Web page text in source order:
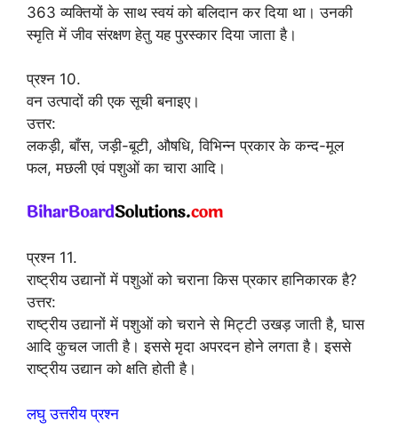
363 व्यक्तियों के साथ स्वयं को बलिदान कर दिया था। उनकी
स्मृति में जीव संरक्षण हेतु यह पुरस्कार दिया जाता है।
प्रश्न 10.
वन उत्पादों की एक सूची बनाइए।
उत्तर:
लकड़ी, बाँस, जड़ी-बूटी, औषधि, विभिन्न प्रकार के कन्द-मूल
फल, मछली एवं पशुओं का चारा आदि।
प्रश्न 11.
राष्ट्रीय उद्यानों में पशुओं को चराना किस प्रकार हानिकारक है?
उत्तर:
राष्ट्रीय उद्यानों में पशुओं को चराने से मिट्टी उखड़ जाती है, घास
आदि कुचल जाती है। इससे मृदा अपरदन होने लगता है। इससे
राष्ट्रीय उद्यान को क्षति होती है।
लघु उत्तरीय प्रश्न